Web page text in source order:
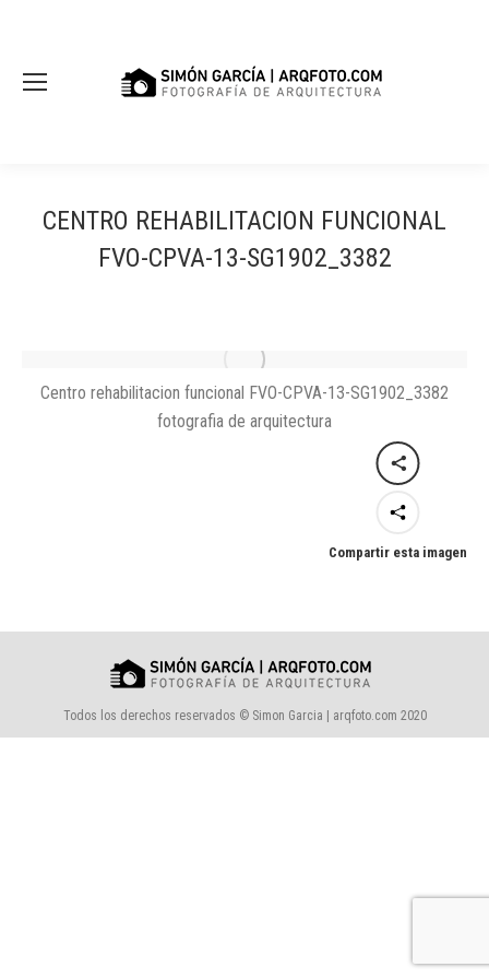
CENTRO REHABILITACION FUNCIONAL
FVO-CPVA-13-SG1902_3382
Centro rehabilitacion funcional FVO-CPVA-13-SG1902_3382
fotografia de arquitectura
Compartir esta imagen
Todos los derechos reservados © Simon Garcia | arqfoto.com 2020